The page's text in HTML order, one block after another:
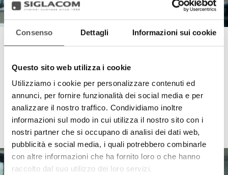
Consenso Dettagli Informazioni sui cookie
Questo sito web utilizza i cookie
Utilizziamo i cookie per personalizzare contenuti ed
annunci, per fornire funzionalità dei social media e per
analizzare il nostro traffico. Condividiamo inoltre
informazioni sul modo in cui utilizza il nostro sito con i
nostri partner che si occupano di analisi dei dati web,
pubblicità e social media, i quali potrebbero combinarle
con altre informazioni che ha fornito loro o che hanno
raccolto dal suo utilizzo dei loro servizi.
VITTORIO SILVANI
HIGHLIGHTS